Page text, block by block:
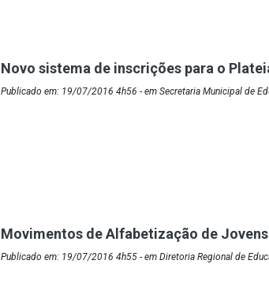
Novo sistema de inscrições para o
Publicado em: 19/07/2016 4h56 - em Secretaria Municipal de
Movimentos de Alfabetização de
Publicado em: 19/07/2016 4h55 - em Diretoria Regional de